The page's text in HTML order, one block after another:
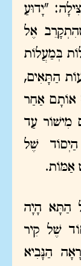
"יָדוּעַ
אֶל
בְּמַעֲלוֹת
הַתָּאִים,
אוֹתָם אַחַר
מִישׁוֹר עַד
שֶׁל
אַמּוֹת.
הַתָּא הָיָה
שֶׁל קִיר
הַנָּבִיא